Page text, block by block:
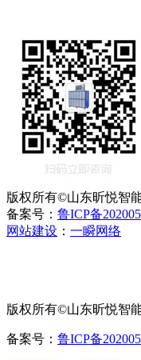
版权所有©山东昕悦智
备案号： 鲁ICP备
网站建设 ： 一瞬网络
版权所有©山东昕悦智
备案号： 鲁ICP备